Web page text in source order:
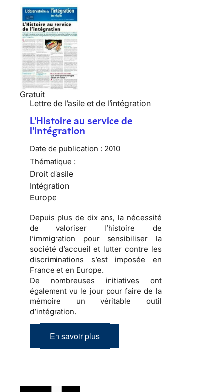
Gratuit
Lettre de l’asile et de l’intégration
L'Histoire au service de
l'intégration
Date de publication : 2010
Thématique :
Droit d’asile
Intégration
Europe
Depuis plus de dix ans, la nécessité
de valoriser l’histoire de
l’immigration pour sensibiliser la
société d’accueil et lutter contre les
discriminations s’est imposée en
France et en Europe.
De nombreuses initiatives ont
également vu le jour pour faire de la
mémoire un véritable outil
d’intégration.
En savoir plus